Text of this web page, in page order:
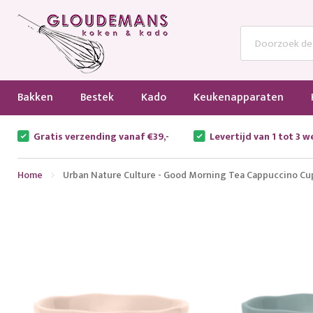
Bakken Bestek Kado Keukenapparaten
Gratis verzending vanaf €39,- Levertijd van 1 tot 3
Home Urban Nature Culture - Good Morning Tea Cappuccino